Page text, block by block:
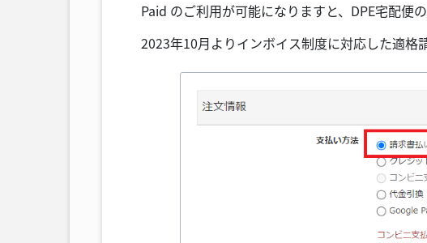
Paid のご利用が可能になりますと、DPE宅配便
2023年10月よりインボイス制度に対応した適格